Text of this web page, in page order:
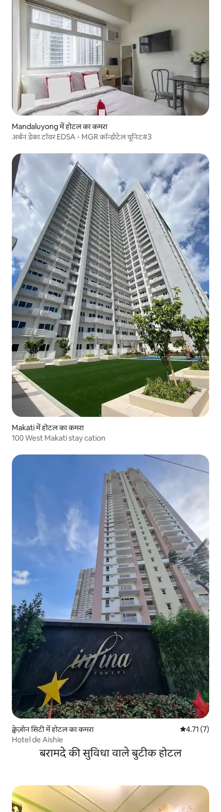
Mandaluyong में होटल का कमरा
अर्बन डेका टॉवर EDSA - MGR कॉन्डोटेल यूनिट#3
Makati में होटल का कमरा
100 West Makati stay cation
क्वेज़ोन सिटी में होटल का कमरा औसत रेटिंग 5
4.71 (7)
Hotel de Aishie
बरामदे की सुविधा वाले बुटीक होटल